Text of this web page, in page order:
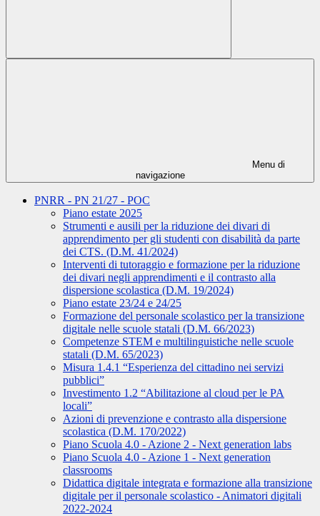
Menu di
navigazione
PNRR - PN 21/27 - POC
Piano estate 2025
Strumenti e ausili per la riduzione dei divari di
apprendimento per gli studenti con disabilità da parte
dei CTS. (D.M. 41/2024)
Interventi di tutoraggio e formazione per la riduzione
dei divari negli apprendimenti e il contrasto alla
dispersione scolastica (D.M. 19/2024)
Piano estate 23/24 e 24/25
Formazione del personale scolastico per la transizione
digitale nelle scuole statali (D.M. 66/2023)
Competenze STEM e multilinguistiche nelle scuole
statali (D.M. 65/2023)
Misura 1.4.1 “Esperienza del cittadino nei servizi
pubblici”
Investimento 1.2 “Abilitazione al cloud per le PA
locali”
Azioni di prevenzione e contrasto alla dispersione
scolastica (D.M. 170/2022)
Piano Scuola 4.0 - Azione 2 - Next generation labs
Piano Scuola 4.0 - Azione 1 - Next generation
classrooms
Didattica digitale integrata e formazione alla transizione
digitale per il personale scolastico - Animatori digitali
2022-2024